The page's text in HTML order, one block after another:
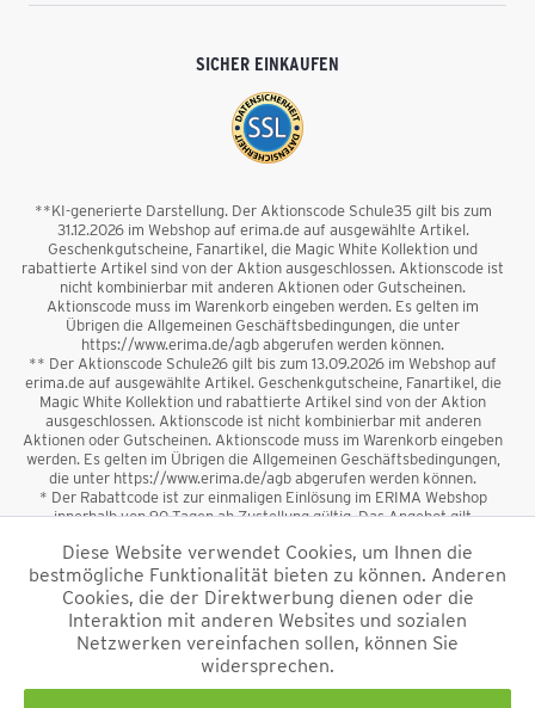
SICHER EINKAUFEN
**KI-generierte Darstellung. Der Aktionscode Schule35 gilt bis zum
31.12.2026 im Webshop auf erima.de auf ausgewählte Artikel.
Geschenkgutscheine, Fanartikel, die Magic White Kollektion und
rabattierte Artikel sind von der Aktion ausgeschlossen. Aktionscode ist
nicht kombinierbar mit anderen Aktionen oder Gutscheinen.
Aktionscode muss im Warenkorb eingeben werden. Es gelten im
Übrigen die Allgemeinen Geschäftsbedingungen, die unter
https://www.erima.de/agb abgerufen werden können.
** Der Aktionscode Schule26 gilt bis zum 13.09.2026 im Webshop auf
erima.de auf ausgewählte Artikel. Geschenkgutscheine, Fanartikel, die
Magic White Kollektion und rabattierte Artikel sind von der Aktion
ausgeschlossen. Aktionscode ist nicht kombinierbar mit anderen
Aktionen oder Gutscheinen. Aktionscode muss im Warenkorb eingeben
werden. Es gelten im Übrigen die Allgemeinen Geschäftsbedingungen,
die unter https://www.erima.de/agb abgerufen werden können.
* Der Rabattcode ist zur einmaligen Einlösung im ERIMA Webshop
innerhalb von 90 Tagen ab Zustellung gültig. Das Angebot gilt
sowie Geschenkgutscheine sind vom Rabatt ausgeschlossen. Der
Rabattcode ist nicht mit anderen Aktionen oder Gutscheinen
kombinierbar. Der Mindestbestellwert beträgt 50 €
*Alle Preise verstehen sich inkl. Mehrwertsteuer und zzgl.
und ggf. Nachnahmegebühren, wenn nicht anders
beschrieben.
Diese Website verwendet Cookies, um Ihnen die
bestmögliche Funktionalität bieten zu können. Anderen
Cookies, die der Direktwerbung dienen oder die
Interaktion mit anderen Websites und sozialen
Netzwerken vereinfachen sollen, können Sie
widersprechen.